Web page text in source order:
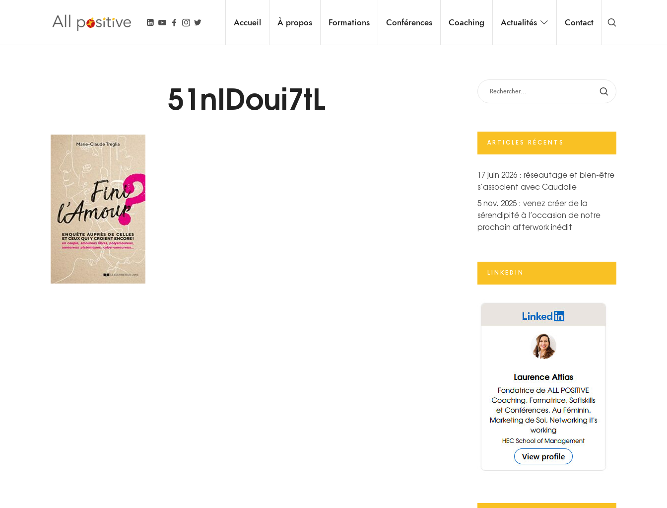
All Positive Accueil À propos Formations Conférences Coaching Actualités Contact
51nIDoui7tL RECHERCHER :
ARTICLES RÉCENTS
17 juin 2026 : réseautage et bien-être
s’associent avec Caudalie
5 nov. 2025 : venez créer de la
sérendipité à l’occasion de notre
prochain afterwork inédit
LINKEDIN